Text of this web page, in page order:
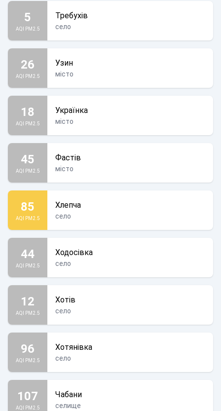
5
AQI PM2.5
Требухів
село
26
AQI PM2.5
Узин
місто
18
AQI PM2.5
Українка
місто
45
AQI PM2.5
Фастів
місто
85
AQI PM2.5
Хлепча
село
44
AQI PM2.5
Ходосівка
село
12
AQI PM2.5
Хотів
село
96
AQI PM2.5
Хотянівка
село
107
AQI PM2.5
Чабани
селище